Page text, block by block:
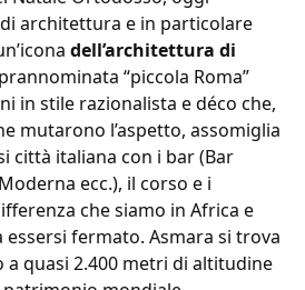
architettura e in particolare
dell’architettura di
“piccola Roma”
in stile razionalista e déco che,
mutarono l’aspetto, assomiglia
città italiana con i bar (Bar
ecc.), il corso e i
che siamo in Africa e
fermato. Asmara si trova
a quasi 2.400 metri di altitudine